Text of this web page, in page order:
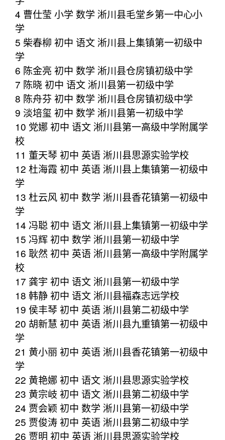
4 曹仕莹 小学 数学 淅川县毛堂乡第一中心小
学
5 柴春柳 初中 语文 淅川县上集镇第一初级中
学
6 陈金亮 初中 数学 淅川县仓房镇初级中学
7 陈晓 初中 语文 淅川县第一初级中学
8 陈舟芬 初中 数学 淅川县仓房镇初级中学
9 淡培玺 初中 数学 淅川县第一初级中学
10 党娜 初中 语文 淅川县第一高级中学附属学
校
11 董天琴 初中 英语 淅川县思源实验学校
12 杜海霞 初中 英语 淅川县上集镇第一初级中
学
13 杜云风 初中 数学 淅川县香花镇第一初级中
学
14 冯聪 初中 语文 淅川县上集镇第一初级中学
15 冯辉 初中 数学 淅川县第一初级中学
16 耿然 初中 英语 淅川县第一高级中学附属学
校
17 龚宇 初中 语文 淅川县第一初级中学
18 韩静 初中 语文 淅川县福森志远学校
19 侯丰琴 初中 英语 淅川县第二初级中学
20 胡新慧 初中 英语 淅川县九重镇第一初级中
学
21 黄小丽 初中 英语 淅川县香花镇第一初级中
学
22 黄艳娜 初中 语文 淅川县思源实验学校
23 黄宗岐 初中 语文 淅川县第二初级中学
24 贾会颖 初中 数学 淅川县第一初级中学
25 贾俊涛 初中 英语 淅川县第二初级中学
26 贾明 初中 英语 淅川县思源实验学校